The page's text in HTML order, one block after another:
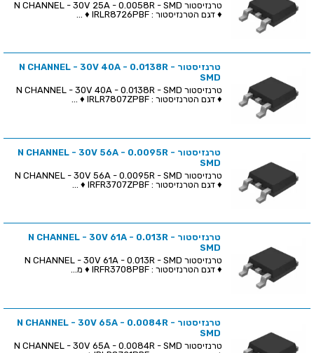
♦ דגם הטרנזיסטור : IRLR8726PBF ♦ ...
טרנזיסטור N CHANNEL - 30V 40A - 0.0138R -
SMD
♦ דגם הטרנזיסטור : IRLR7807ZPBF ♦ ...
טרנזיסטור N CHANNEL - 30V 56A - 0.0095R -
SMD
♦ דגם הטרנזיסטור : IRFR3707ZPBF ♦ ...
טרנזיסטור N CHANNEL - 30V 61A - 0.013R -
SMD
♦ דגם הטרנזיסטור : IRFR3708PBF ♦ מ...
טרנזיסטור N CHANNEL - 30V 65A - 0.0084R -
SMD